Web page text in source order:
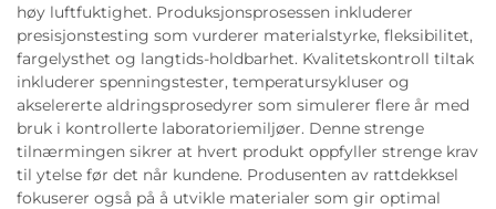
høy luftfuktighet. Produksjonsprosessen inkluderer
presisjonstesting som vurderer materialstyrke, fleksibilitet,
fargelysthet og langtids-holdbarhet. Kvalitetskontroll tiltak
inkluderer spenningstester, temperatursykluser og
akselererte aldringsprosedyrer som simulerer flere år med
bruk i kontrollerte laboratoriemiljøer. Denne strenge
tilnærmingen sikrer at hvert produkt oppfyller strenge krav
til ytelse før det når kundene. Produsenten av rattdekksel
fokuserer også på å utvikle materialer som gir optimal